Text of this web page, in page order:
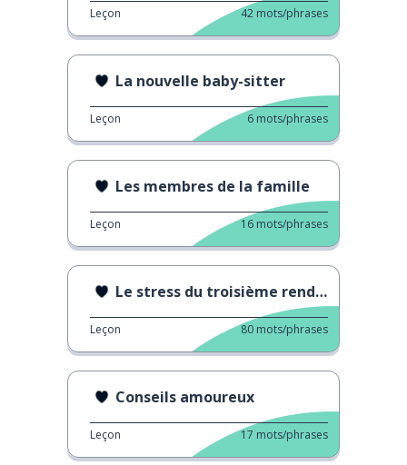
Leçon 42 mots/phrases
La nouvelle baby-sitter
Leçon 6 mots/phrases
Les membres de la famille
Leçon 16 mots/phrases
Le stress du troisième rendez-vous
Leçon 80 mots/phrases
Conseils amoureux
Leçon 17 mots/phrases